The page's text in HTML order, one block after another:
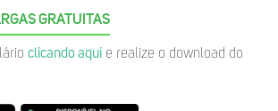
GRATUITAS
clicando aqui e realize o download do